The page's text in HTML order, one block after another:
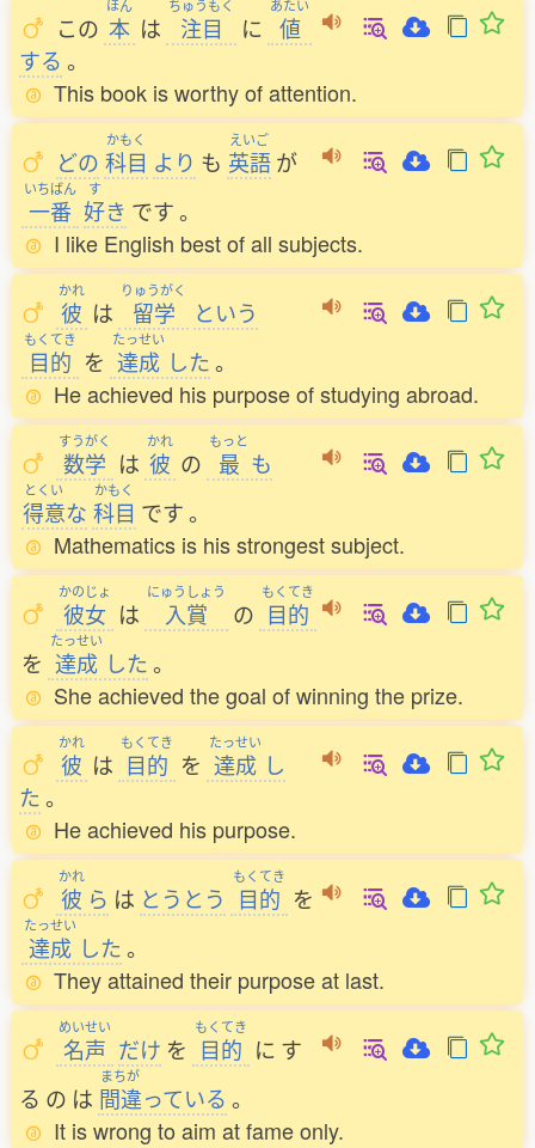
この
ほん
本 は
ちゅうもく
注目 に
あたい
値
する 。
This book is worthy of attention.
どの
かもく
科目 より も
えいご
英語 が
いちばん
一番
す
好き です。
I like English best of all subjects.
かれ
彼 は
りゅうがく
留学 という
もくてき
目的 を
たっせい
達成 した。
He achieved his purpose of studying abroad.
すうがく
数学 は
かれ
彼 の
もっと
最 も
とくい
得意な
かもく
科目 です。
Mathematics is his strongest subject.
かのじょ
彼女 は
にゅうしょう
入賞 の
もくてき
目的
を
たっせい
達成 した。
She achieved the goal of winning the prize.
かれ
彼 は
もくてき
目的 を
たっせい
達成 し
た。
He achieved his purpose.
かれ
彼 ら は とうとう
もくてき
目的 を
たっせい
達成 した。
They attained their purpose at last.
めいせい
名声 だけ を
もくてき
目的 に す
る の は
まちが
間違っている 。
It is wrong to aim at fame only.